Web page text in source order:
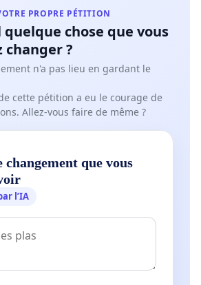
PROPRE PÉTITION
quelque chose que vous
changer ?
n'a pas lieu en gardant le
cette pétition a eu le courage de
Allez-vous faire de même ?
changement que vous
l’IA